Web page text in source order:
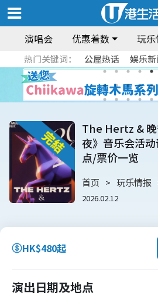
演唱会 优惠着数 玩
热门关键词： 公屋热话 娱乐新
The Hertz &
夜》音乐会活
点/票价一览
首页 玩乐情报
2026.02.12
HK$480起
演出日期及地点